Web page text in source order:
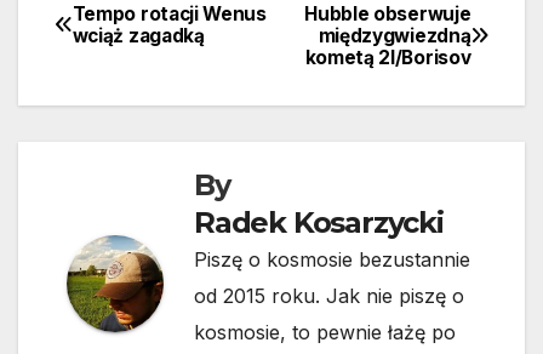
Nawigacja
Hubble obserwuje
międzygwiezdną
kometą 2I/Borisov
Tempo rotacji Wenus
wciąż zagadką
By
Radek Kosarzycki
Piszę o kosmosie bezustannie
od 2015 roku. Jak nie piszę o
kosmosie, to pewnie łażę po